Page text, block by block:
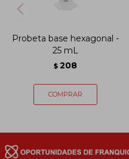
Probeta base hexagonal -
25 mL
$ 208